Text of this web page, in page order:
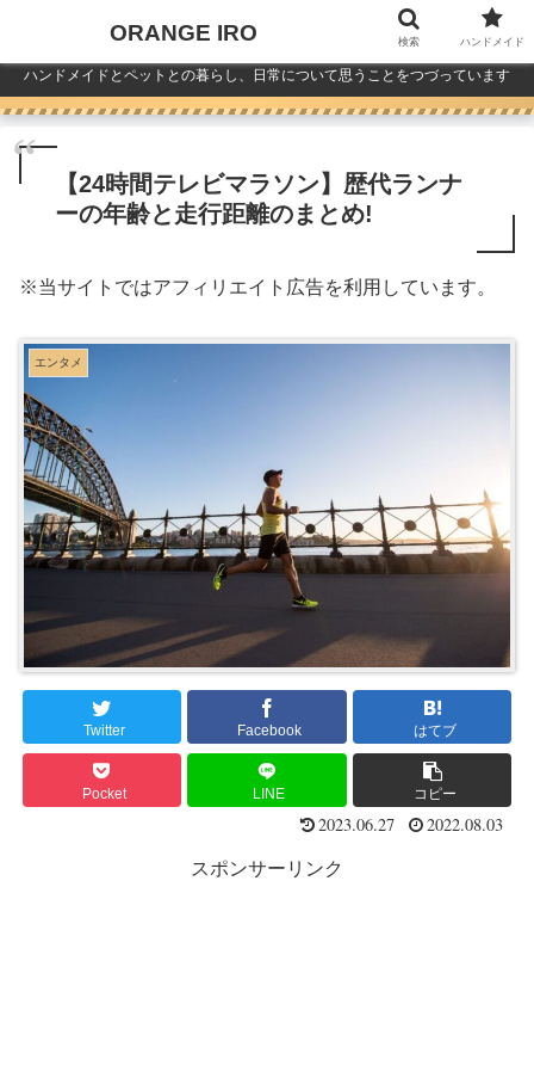
ハンドメイドとペットとの暮らし、日常について思うことをつづっています
【24時間テレビマラソン】歴代ランナ
ーの年齢と走行距離のまとめ!
※当サイトではアフィリエイト広告を利用しています。
エンタメ
Twitter Facebook はてブ
Pocket LINE コピー
2023.06.27 2022.08.03
スポンサーリンク
ORANGE IRO 検索 ハンドメイド